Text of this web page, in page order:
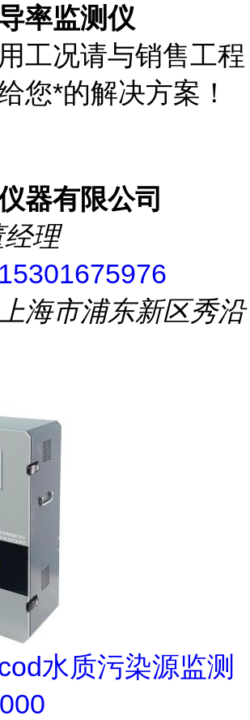
率监测仪
工况请与销售工程
您*的解决方案！
器有限公司
经理
15301675976
海市浦东新区秀沿
水质污染源监测